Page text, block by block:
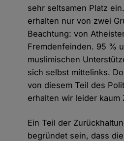
sehr seltsamen Platz
erhalten nur von zwei
Beachtung: von
Fremdenfeinden. 95 %
muslimischen
sich selbst mittelinks.
von diesem Teil des
erhalten wir leider kaum
Ein Teil der
begründet sein, dass